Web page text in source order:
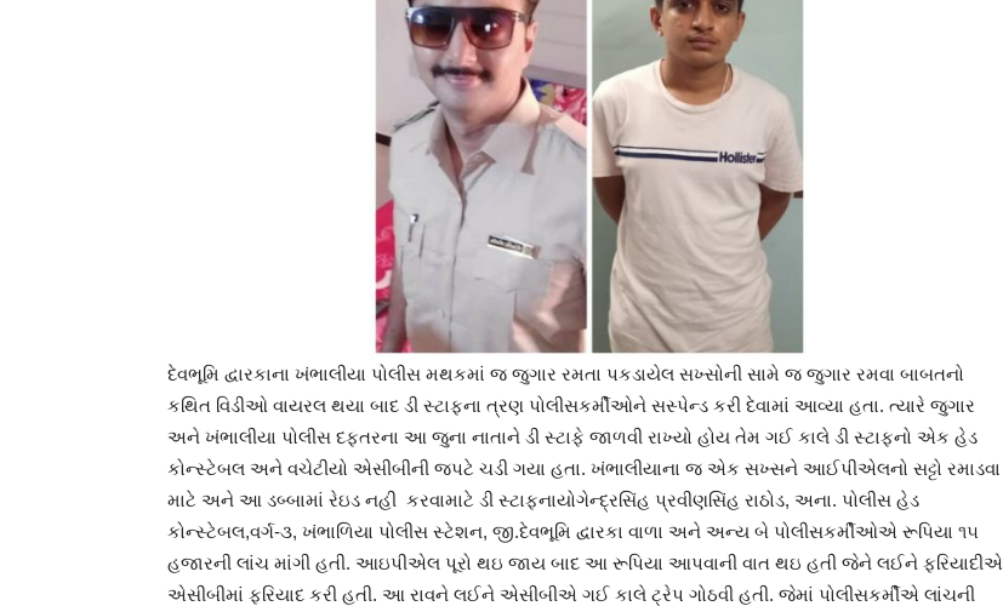
દેવભૂમિ દ્વારકાના ખંભાલીયા પોલીસ મથકમાં જ જુગાર રમતા પકડાયેલ સખ્સોની સામે જ જુગાર રમવા બાબતનો
કથિત વિડીઓ વાયરલ થયા બાદ ડી સ્ટાફના ત્રણ પોલીસકર્મીઓને સસ્પેન્ડ કરી દેવામાં આવ્યા હતા. ત્યારે જુગાર
અને ખંભાલીયા પોલીસ દફતરના આ જુના નાતાને ડી સ્ટાફે જાળવી રાખ્યો હોય તેમ ગઈ કાલે ડી સ્ટાફનો એક હેડ
કોન્સ્ટેબલ અને વચેટીયો એસીબીની જપટે ચડી ગયા હતા. ખંભાલીયાના જ એક સખ્સને આઈપીએલનો સટ્ટો રમાડવા
માટે અને આ ડબ્બામાં રેઇડ નહી કરવામાટે ડી સ્ટાફનાયોગેન્દ્રસિંહ પ્રવીણસિંહ રાઠોડ, અના. પોલીસ હેડ
કોન્સ્ટેબલ,વર્ગ-૩, ખંભાળિયા પોલીસ સ્ટેશન, જી.દેવભૂમિ દ્વારકા વાળા અને અન્ય બે પોલીસકર્મીઓએ રૂપિયા ૧૫
હજારની લાંચ માંગી હતી. આઇપીએલ પૂરો થઇ જાય બાદ આ રૂપિયા આપવાની વાત થઇ હતી જેને લઈને ફરિયાદીએ
એસીબીમાં ફરિયાદ કરી હતી. આ રાવને લઈને એસીબીએ ગઈ કાલે ટ્રેપ ગોઠવી હતી. જેમાં પોલીસકર્મીએ લાંચની